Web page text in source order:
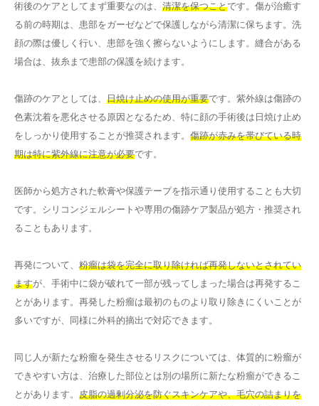
術後のケアとしてまず重要なのは、 清潔を保つことです。傷が治癒す
る前の時期は、患部をガーゼなどで保護しながら清潔に保ちます。洗
顔の際は優しく行い、患部を強く擦らないようにします。縫合がある
場合は、抜糸まで患部の保護を続けます。
傷跡のケアとしては、 日焼け止めの使用が重要です。紫外線は傷跡の
色素沈着を悪化させる原因となるため、特に顔の手術後は日焼け止め
をしっかり使用することが推奨されます。 傷跡が赤みを帯びている時
期は特に紫外線に注意が必要です。
医師から処方された軟膏や保護テープを指示通り使用することも大切
です。シリコンジェルシートや専用の傷跡ケア製品が処方・推奨され
ることもあります。
再発について、 粉瘤は袋を完全に取り除ければ再発しないとされてい
ますが、手術中に袋が破れて一部が残ってしまった場合は再発するこ
とがあります。再発した粉瘤は最初のものより取り除きにくいことが
多いですが、同様に外科的摘出で対応できます。
同じ人が新たな粉瘤を発生させるリスクについては、体質的に粉瘤が
できやすい方は、治療した部位とは別の場所に新たな粉瘤ができるこ
とがあります。 皮脂の過剰分泌を防ぐスキンケアや、毛穴の詰まりを